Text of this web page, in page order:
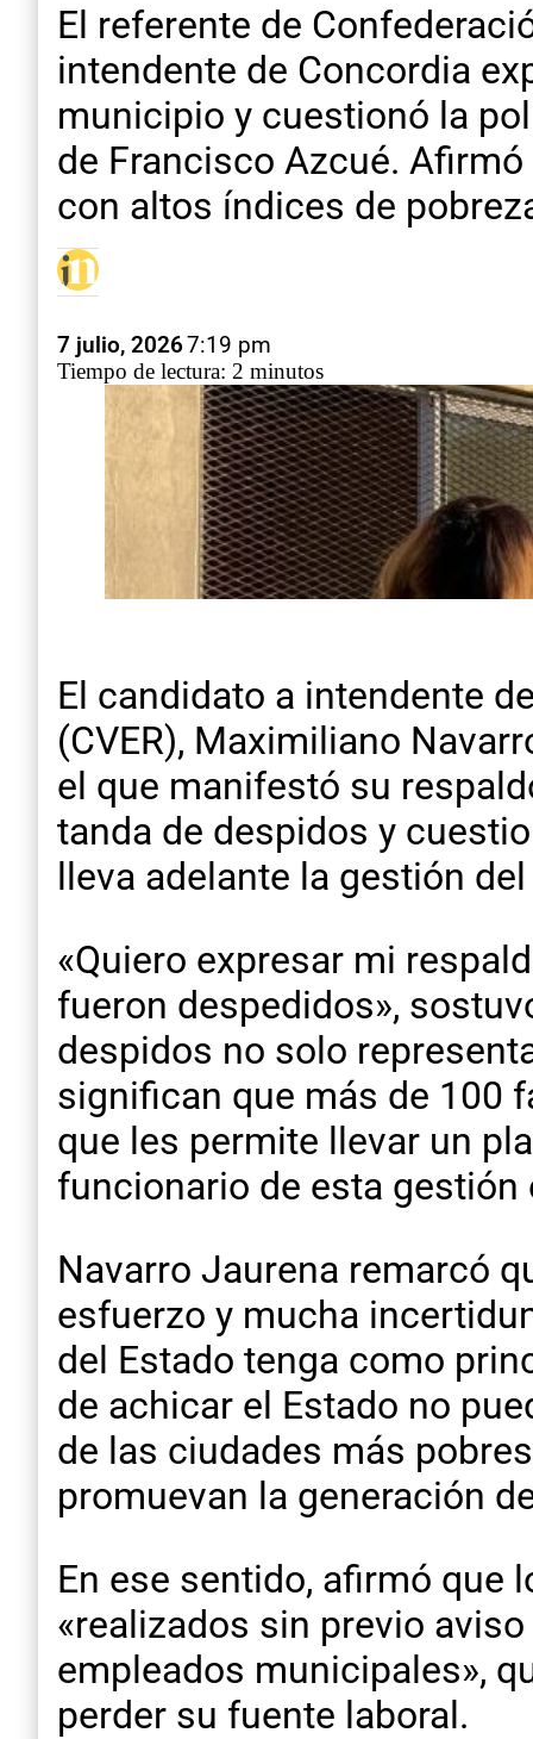
El referente de
intendente de Concordia
municipio y cuestionó la
de Francisco Azcué.
con altos índices de
7 julio, 20267:19 pm
Tiempo de lectura: 2 minutos
El candidato a intendente
(CVER), Maximiliano
el que manifestó su
tanda de despidos y
lleva adelante la gestión
«Quiero expresar mi
fueron despedidos»,
despidos no solo
significan que más de 100
que les permite llevar un
funcionario de esta gestión
Navarro Jaurena remarcó
esfuerzo y mucha
del Estado tenga como
de achicar el Estado no
de las ciudades más
promuevan la generación
En ese sentido, afirmó que
«realizados sin previo
empleados municipales»,
perder su fuente laboral.